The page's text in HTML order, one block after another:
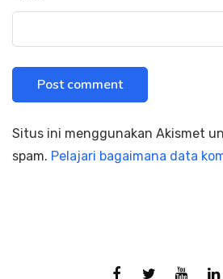
Situs ini menggunakan Akismet
spam. Pelajari bagaimana data